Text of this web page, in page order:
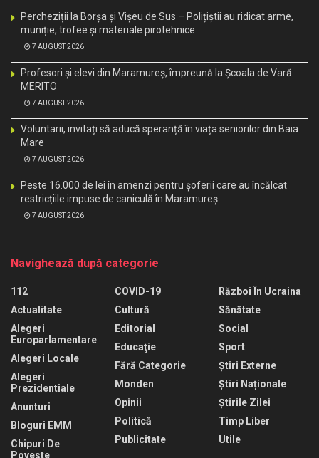
Percheziții la Borșa și Vișeu de Sus – Polițiștii au ridicat arme,
muniție, trofee și materiale pirotehnice
7 AUGUST 2026
Profesori și elevi din Maramureș, împreună la Școala de Vară
MERITO
7 AUGUST 2026
Voluntarii, invitați să aducă speranță în viața seniorilor din Baia
Mare
7 AUGUST 2026
Peste 16.000 de lei în amenzi pentru șoferii care au încălcat
restricțiile impuse de caniculă în Maramureș
7 AUGUST 2026
Navighează după categorie
112
Actualitate
Alegeri
Europarlamentare
Alegeri Locale
Alegeri
Prezidentiale
Anunturi
Bloguri EMM
Chipuri De
Poveste
COVID-19
Cultură
Editorial
Educaţie
Fără Categorie
Monden
Opinii
Politică
Publicitate
Război În Ucraina
Sănătate
Social
Sport
Știri Externe
Știri Naționale
Știrile Zilei
Timp Liber
Utile